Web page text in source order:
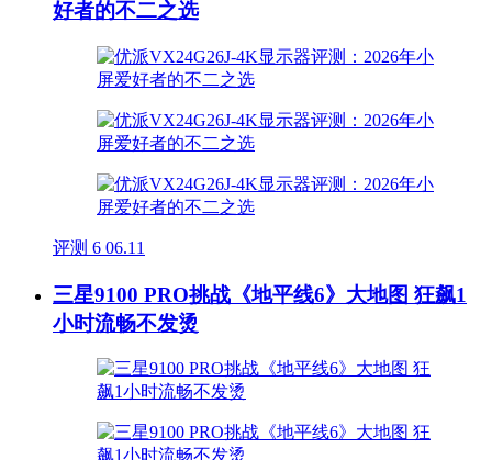
好者的不二之选
评测 6 06.11
三星9100 PRO挑战《地平线6》大地图 狂飙1
小时流畅不发烫